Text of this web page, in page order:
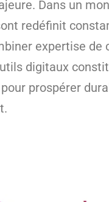
Dans un
redéfinit
expertise de
digitaux
prospérer